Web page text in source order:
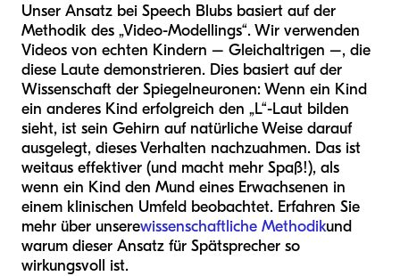
Unser Ansatz bei Speech Blubs basiert auf der
Methodik des „Video-Modellings“. Wir verwenden
Videos von echten Kindern – Gleichaltrigen –, die
diese Laute demonstrieren. Dies basiert auf der
Wissenschaft der Spiegelneuronen: Wenn ein Kind
ein anderes Kind erfolgreich den „L“-Laut bilden
sieht, ist sein Gehirn auf natürliche Weise darauf
ausgelegt, dieses Verhalten nachzuahmen. Das ist
weitaus effektiver (und macht mehr Spaß!), als
wenn ein Kind den Mund eines Erwachsenen in
einem klinischen Umfeld beobachtet. Erfahren Sie
mehr über unserewissenschaftliche Methodikund
warum dieser Ansatz für Spätsprecher so
wirkungsvoll ist.